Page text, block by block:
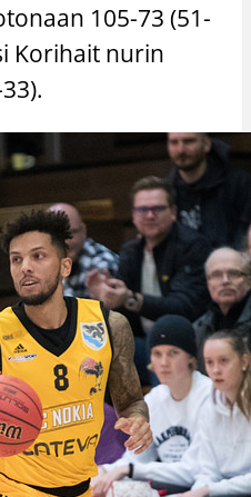
105-73 (51-
Korihait nurin